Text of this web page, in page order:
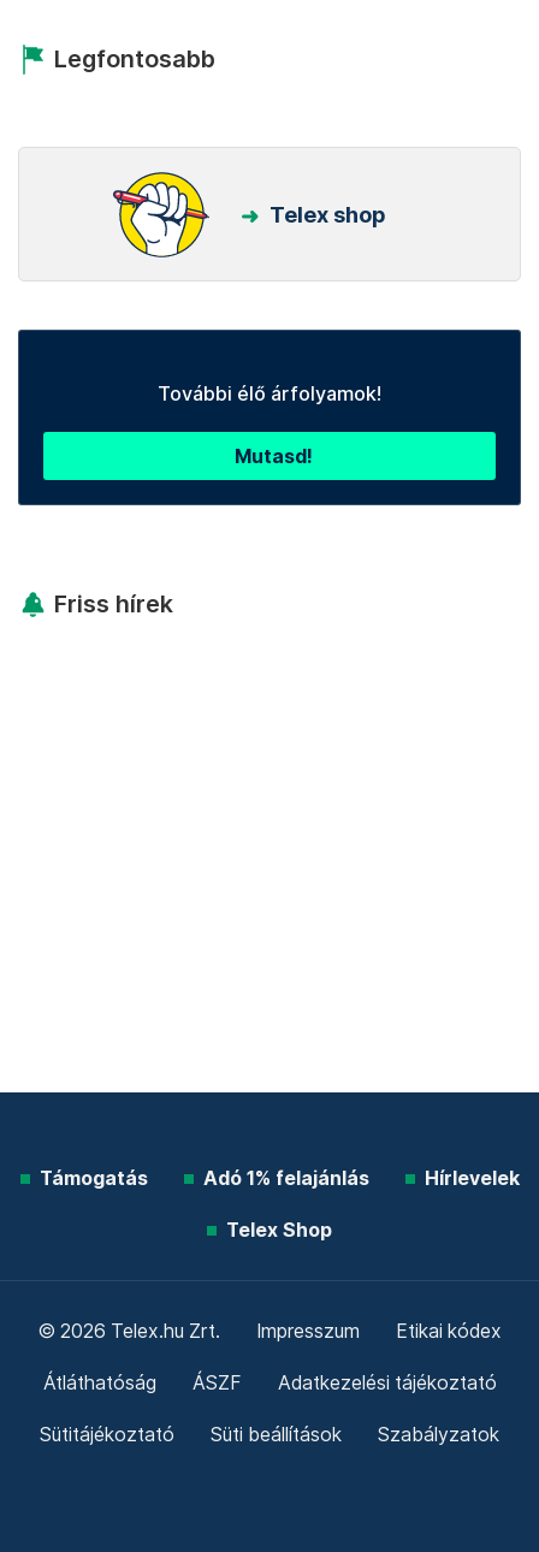
Legfontosabb
Telex shop
További élő árfolyamok!
Mutasd!
Friss hírek
Támogatás Adó 1% felajánlás Hírlevelek
Telex Shop
© 2026 Telex.hu Zrt. Impresszum Etikai kódex
Átláthatóság ÁSZF Adatkezelési tájékoztató
Sütitájékoztató Süti beállítások Szabályzatok